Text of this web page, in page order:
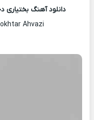
دانلود آهنگ بختیاری
Ahvazi